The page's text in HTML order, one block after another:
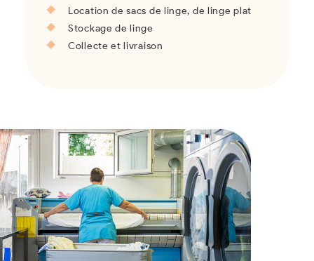
Location de sacs de linge, de linge plat
Stockage de linge
Collecte et livraison